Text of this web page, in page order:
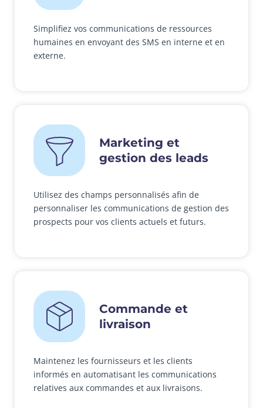
Simplifiez vos communications de ressources
humaines en envoyant des SMS en interne et en
externe.
Marketing et
gestion des leads
Utilisez des champs personnalisés afin de
personnaliser les communications de gestion des
prospects pour vos clients actuels et futurs.
Commande et
livraison
Maintenez les fournisseurs et les clients
informés en automatisant les communications
relatives aux commandes et aux livraisons.